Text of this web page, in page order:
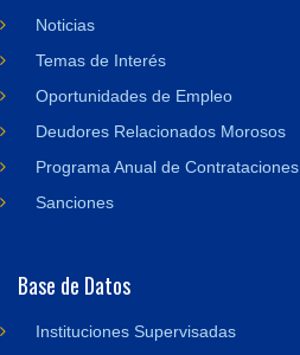
Noticias
Temas de Interés
Oportunidades de Empleo
Deudores Relacionados Morosos
Programa Anual de Contrataciones
Sanciones
Base de Datos
Instituciones Supervisadas